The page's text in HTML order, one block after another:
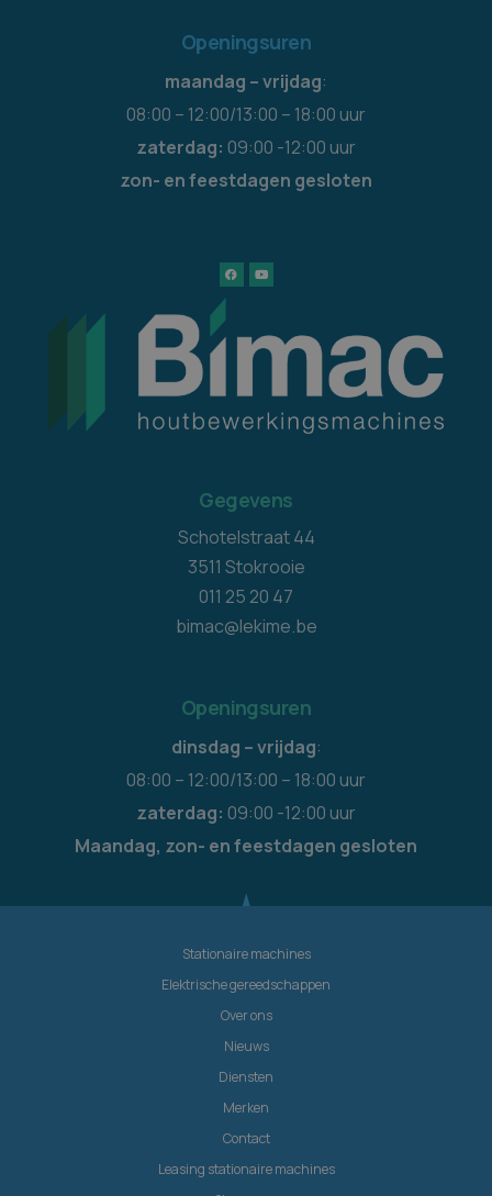
Openingsuren
maandag – vrijdag:
08:00 – 12:00/13:00 – 18:00 uur
zaterdag: 09:00 -12:00 uur
zon- en feestdagen gesloten
Gegevens
Schotelstraat 44
3511 Stokrooie
011 25 20 47
bimac@lekime.be
Openingsuren
dinsdag – vrijdag:
08:00 – 12:00/13:00 – 18:00 uur
zaterdag: 09:00 -12:00 uur
Maandag, zon- en feestdagen gesloten
Stationaire machines
Elektrische gereedschappen
Over ons
Nieuws
Diensten
Merken
Contact
Leasing stationaire machines